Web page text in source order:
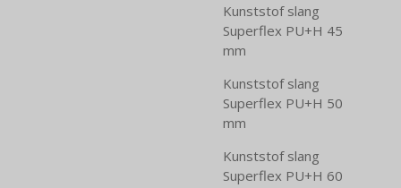
Kunststof slang
Superflex PU+H 45
mm
Kunststof slang
Superflex PU+H 50
mm
Kunststof slang
Superflex PU+H 60